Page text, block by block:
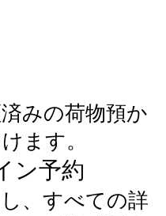
みの荷物預か
ます。
ン予約
、すべての詳